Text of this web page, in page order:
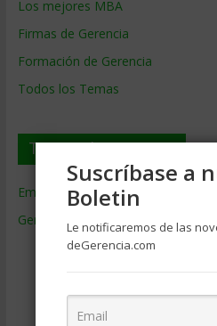
Los mejores MBA
Firmas de Gerencia
Formación de Gerencia
Todos los Temas
Temas de Gerencia
Empresas de Gerencia
Gerencia(9.477)
Ciencias Económicas
Educacion Gerencial(454)
Suscríbase a
Boletin
Le notificaremos de las
deGerencia.com